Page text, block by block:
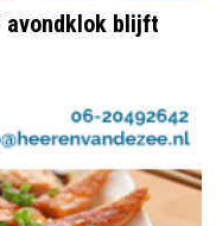
avondklok blijft